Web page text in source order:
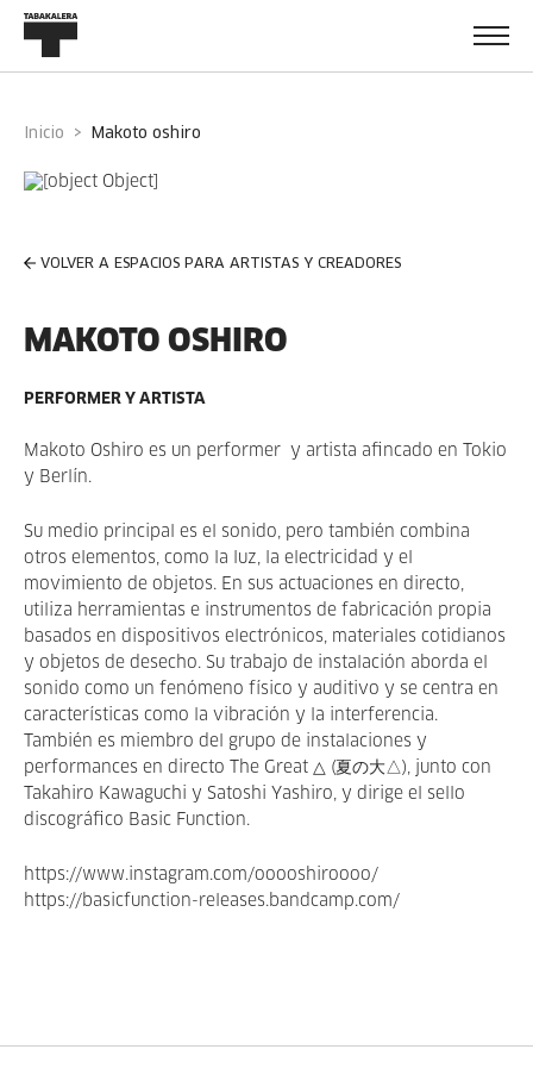
Inicio makoto oshiro
VOLVER A ESPACIOS PARA ARTISTAS Y CREADORES
MAKOTO OSHIRO
PERFORMER Y ARTISTA
Makoto Oshiro es un performer y artista afincado en Tokio
y Berlín.
Su medio principal es el sonido, pero también combina
otros elementos, como la luz, la electricidad y el
movimiento de objetos. En sus actuaciones en directo,
utiliza herramientas e instrumentos de fabricación propia
basados en dispositivos electrónicos, materiales cotidianos
y objetos de desecho. Su trabajo de instalación aborda el
sonido como un fenómeno físico y auditivo y se centra en
características como la vibración y la interferencia.
También es miembro del grupo de instalaciones y
performances en directo The Great △ (夏の大△), junto con
Takahiro Kawaguchi y Satoshi Yashiro, y dirige el sello
discográfico Basic Function.
https://www.instagram.com/ooooshiroooo/
https://basicfunction-releases.bandcamp.com/